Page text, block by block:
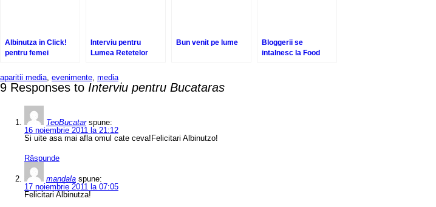
Albinutza in Click!
pentru femei
Interviu pentru
Lumea Retetelor
Bun venit pe lume
Bloggerii se
intalnesc la Food
aparitii media, evenimente, media
9 Responses to Interviu pentru Bucataras
TeoBucatar spune:
16 noiembrie 2011 la 21:12
Si uite asa mai afla omul cate ceva!Felicitari Albinutzo!
Răspunde
mandala spune:
17 noiembrie 2011 la 07:05
Felicitari Albinutza!